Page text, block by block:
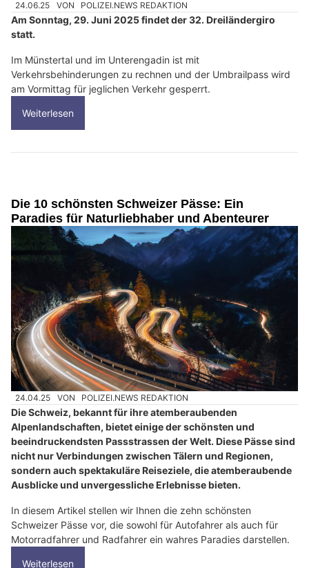
24.06.25 VON POLIZEI.NEWS REDAKTION
Am Sonntag, 29. Juni 2025 findet der 32. Dreiländergiro
statt.
Im Münstertal und im Unterengadin ist mit
Verkehrsbehinderungen zu rechnen und der Umbrailpass wird
am Vormittag für jeglichen Verkehr gesperrt.
Weiterlesen
Die 10 schönsten Schweizer Pässe: Ein
Paradies für Naturliebhaber und Abenteurer
24.04.25 VON POLIZEI.NEWS REDAKTION
Die Schweiz, bekannt für ihre atemberaubenden
Alpenlandschaften, bietet einige der schönsten und
beeindruckendsten Passstrassen der Welt. Diese Pässe sind
nicht nur Verbindungen zwischen Tälern und Regionen,
sondern auch spektakuläre Reiseziele, die atemberaubende
Ausblicke und unvergessliche Erlebnisse bieten.
In diesem Artikel stellen wir Ihnen die zehn schönsten
Schweizer Pässe vor, die sowohl für Autofahrer als auch für
Motorradfahrer und Radfahrer ein wahres Paradies darstellen.
Weiterlesen